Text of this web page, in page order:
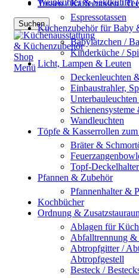
Weinkühler & Sektkühler
Suchen
Menü
Tassen / Kaffeetassen /
Espressotassen
Küchenzubehör für Baby
Babylätzchen /
Kinderküche /
Licht, Lampen & Leuten
Deckenleuchten
Einbaustrahler,
Wandleuchten
Töpfe & Kasserrollen
Bräter &
Topf-
Pfannen & Zubehör
Pfannenhalter &
Kochbücher
Ordnung &
Ablagen für
Abfalltrennung
Abtropfgitter /
Abtropfgestell
Besteck /